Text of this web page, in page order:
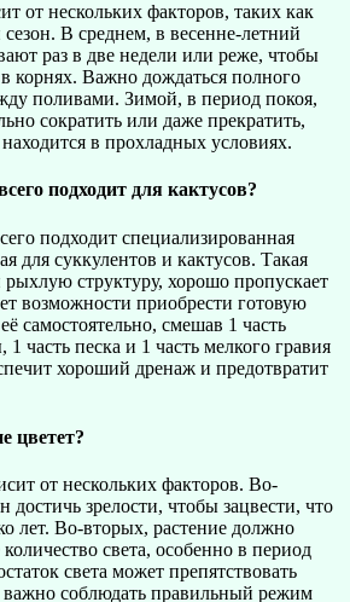
от нескольких факторов, таких как
В среднем, в весенне-летний
раз в две недели или реже, чтобы
корнях. Важно дождаться полного
поливами. Зимой, в период покоя,
сократить или даже прекратить,
в прохладных условиях.
подходит для кактусов?
подходит специализированная
для суккулентов и кактусов. Такая
структуру, хорошо пропускает
возможности приобрести готовую
самостоятельно, смешав 1 часть
часть песка и 1 часть мелкого гравия
хороший дренаж и предотвратит
цветет?
от нескольких факторов. Во-
достичь зрелости, чтобы зацвести, что
лет. Во-вторых, растение должно
света, особенно в период
света может препятствовать
соблюдать правильный режим